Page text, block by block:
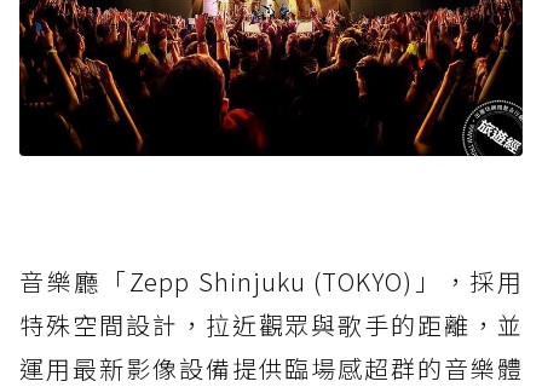
音樂廳「Zepp Shinjuku (TOKYO)」，採用
特殊空間設計，拉近觀眾與歌手的距離，並
運用最新影像設備提供臨場感超群的音樂體